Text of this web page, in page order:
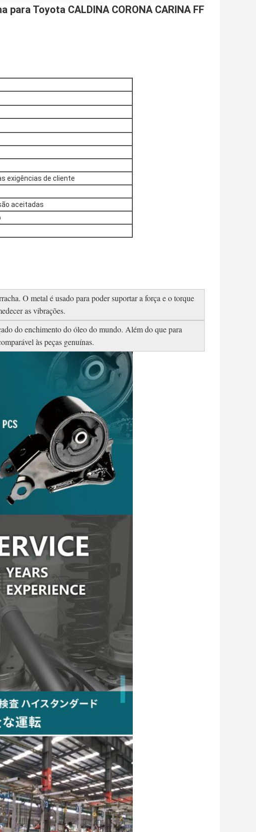
Toyota CALDINA CORONA CARINA FF
exigências de cliente
aceitadas
O metal é usado para poder suportar a força e o torque
as vibrações.
do enchimento do óleo do mundo. Além do que para
às peças genuínas.